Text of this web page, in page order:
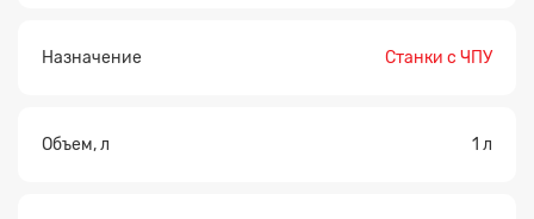
Назначение Станки с ЧПУ
Объем, л 1 л